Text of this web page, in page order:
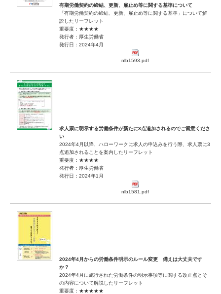
有期労働契約の締結、更新、雇止め等に関する基準について
「有期労働契約の締結、更新、雇止め等に関する基準」について解
説したリーフレット
重要度：★★★★
発行者：厚生労働省
発行日：2024年4月
nlb1593.pdf
求人票に明示する労働条件が新たに3点追加されるのでご留意くださ
い
2024年4月以降、ハローワークに求人の申込みを行う際、求人票に3
点追加されることを案内したリーフレット
重要度：★★★★
発行者：厚生労働省
発行日：2024年1月
nlb1581.pdf
2024年4月からの労働条件明示のルール変更 備えは大丈夫です
か？
2024年4月に施行された労働条件の明示事項等に関する改正点とそ
の内容について解説したリーフレット
重要度：★★★★★